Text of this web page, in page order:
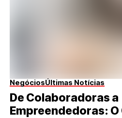
NegóciosÚltimas Notícias
De Colaboradoras a
Empreendedoras: O